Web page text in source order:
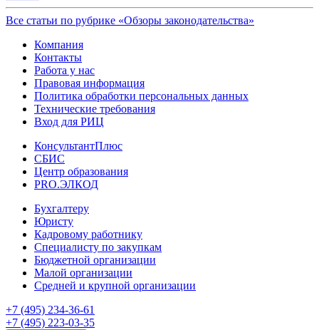
Все статьи по рубрике «Обзоры законодательства»
Компания
Контакты
Работа у нас
Правовая информация
Политика обработки персональных данных
Технические требования
Вход для РИЦ
КонсультантПлюс
СБИС
Центр образования
PRO.ЭЛКОД
Бухгалтеру
Юристу
Кадровому работнику
Специалисту по закупкам
Бюджетной организации
Малой организации
Средней и крупной организации
+7 (495) 234-36-61
+7 (495) 223-03-35